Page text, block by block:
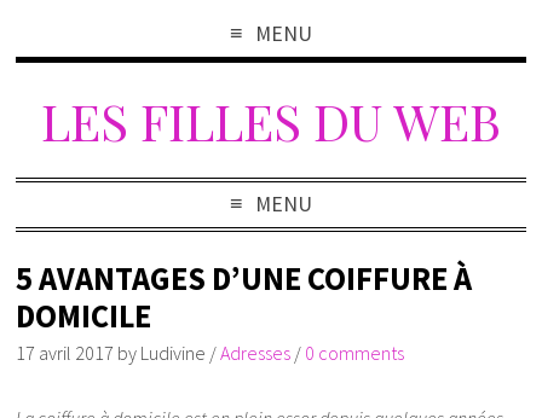
MENU
LES FILLES DU WEB
MENU
5 AVANTAGES D’UNE COIFFURE À
DOMICILE
17 avril 2017 by Ludivine /Adresses / 0 comments